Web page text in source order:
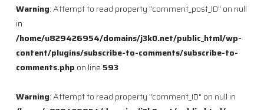
Warning: Attempt to read property "comment_post_ID" on null
in
/home/u829426954/domains/j3k0.net/public_html/wp-
content/plugins/subscribe-to-comments/subscribe-to-
comments.php on line 593
Warning: Attempt to read property "comment_ID" on null in